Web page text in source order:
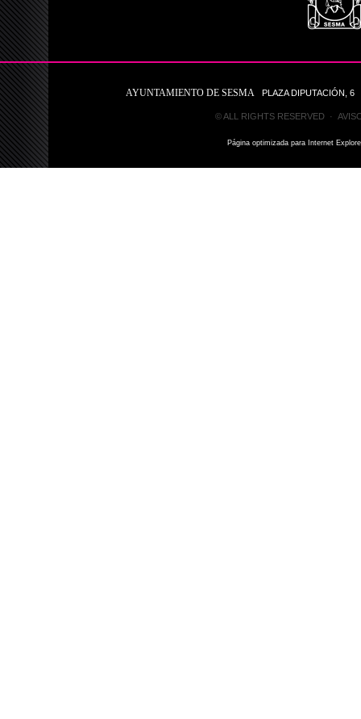
AYUNTAMIENTO DE SESMA PLAZA DIPUTACIÓN, 6
© ALL RIGHTS RESERVED ·
Página optimizada para Internet